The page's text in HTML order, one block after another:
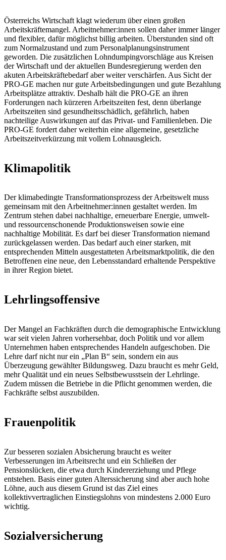
Österreichs Wirtschaft klagt wiederum über einen großen
Arbeitskräftemangel. Arbeitnehmer:innen sollen daher immer länger
und flexibler, dafür möglichst billig arbeiten. Überstunden sind oft
zum Normalzustand und zum Personalplanungsinstrument
geworden. Die zusätzlichen Lohndumpingvorschläge aus Kreisen
der Wirtschaft und der aktuellen Bundesregierung werden den
akuten Arbeitskräftebedarf aber weiter verschärfen. Aus Sicht der
PRO-GE machen nur gute Arbeitsbedingungen und gute Bezahlung
Arbeitsplätze attraktiv. Deshalb hält die PRO-GE an ihren
Forderungen nach kürzeren Arbeitszeiten fest, denn überlange
Arbeitszeiten sind gesundheitsschädlich, gefährlich, haben
nachteilige Auswirkungen auf das Privat- und Familienleben. Die
PRO-GE fordert daher weiterhin eine allgemeine, gesetzliche
Arbeitszeitverkürzung mit vollem Lohnausgleich.
Klimapolitik
Der klimabedingte Transformationsprozess der Arbeitswelt muss
gemeinsam mit den Arbeitnehmer:innen gestaltet werden. Im
Zentrum stehen dabei nachhaltige, erneuerbare Energie, umwelt-
und ressourcenschonende Produktionsweisen sowie eine
nachhaltige Mobilität. Es darf bei dieser Transformation niemand
zurückgelassen werden. Das bedarf auch einer starken, mit
entsprechenden Mitteln ausgestatteten Arbeitsmarktpolitik, die den
Betroffenen eine neue, den Lebensstandard erhaltende Perspektive
in ihrer Region bietet.
Lehrlingsoffensive
Der Mangel an Fachkräften durch die demographische Entwicklung
war seit vielen Jahren vorhersehbar, doch Politik und vor allem
Unternehmen haben entsprechendes Handeln aufgeschoben. Die
Lehre darf nicht nur ein „Plan B“ sein, sondern ein aus
Überzeugung gewählter Bildungsweg. Dazu braucht es mehr Geld,
mehr Qualität und ein neues Selbstbewusstsein der Lehrlinge.
Zudem müssen die Betriebe in die Pflicht genommen werden, die
Fachkräfte selbst auszubilden.
Frauenpolitik
Zur besseren sozialen Absicherung braucht es weiter
Verbesserungen im Arbeitsrecht und ein Schließen der
Pensionslücken, die etwa durch Kindererziehung und Pflege
entstehen. Basis einer guten Alterssicherung sind aber auch hohe
Löhne, auch aus diesem Grund ist das Ziel eines
kollektivvertraglichen Einstiegslohns von mindestens 2.000 Euro
wichtig.
Sozialversicherung